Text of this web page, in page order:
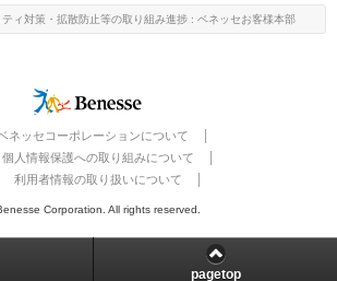
ィ対策・ 拡散防止等の取り組み進捗 : ベネッセお客様本部
ネッセコーポレーションについて
個人情報保護への取り組みについて
利用者情報の取り扱いについて
Corporation. All rights reserved.
pagetop